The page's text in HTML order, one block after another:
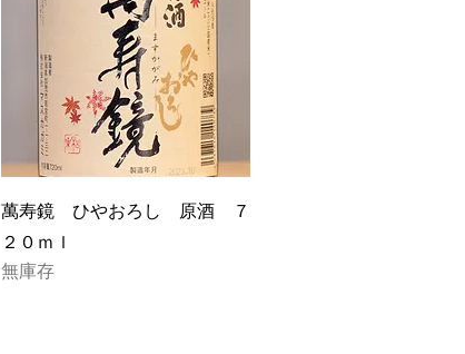
快速瀏覽
萬寿鏡 ひやおろし 原酒 ７
２０ｍｌ
無庫存